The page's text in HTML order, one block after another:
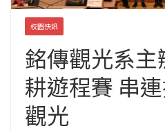
校園快訊
銘傳觀光系
耕遊程賽 串
觀光